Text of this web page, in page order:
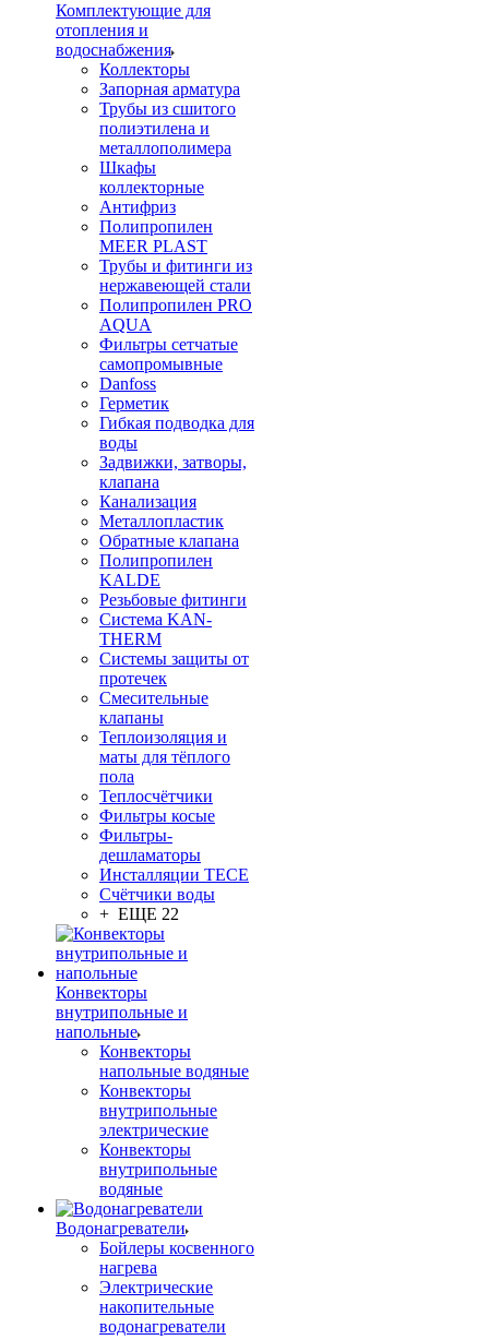
Комплектующие для
отопления и
водоснабжения
Коллекторы
Запорная арматура
Трубы из сшитого
полиэтилена и
металлополимера
Шкафы
коллекторные
Антифриз
Полипропилен
MEER PLAST
Трубы и фитинги из
нержавеющей стали
Полипропилен PRO
AQUA
Фильтры сетчатые
самопромывные
Danfoss
Герметик
Гибкая подводка для
воды
Задвижки, затворы,
клапана
Канализация
Металлопластик
Обратные клапана
Полипропилен
KALDE
Резьбовые фитинги
Система KAN-
THERM
Системы защиты от
протечек
Смесительные
клапаны
Теплоизоляция и
маты для тёплого
пола
Теплосчётчики
Фильтры косые
Фильтры-
дешламаторы
Инсталляции TECE
Счётчики воды
+ ЕЩЕ 22
Конвекторы
внутрипольные и
напольные
Конвекторы
напольные водяные
Конвекторы
внутрипольные
электрические
Конвекторы
внутрипольные
водяные
Водонагреватели
Бойлеры косвенного
нагрева
Электрические
накопительные
водонагреватели